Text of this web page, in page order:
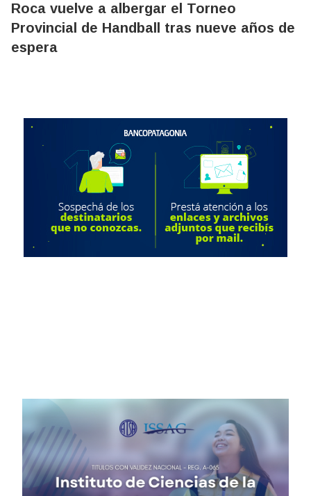
Roca vuelve a albergar el Torneo
Provincial de Handball tras nueve años de
espera